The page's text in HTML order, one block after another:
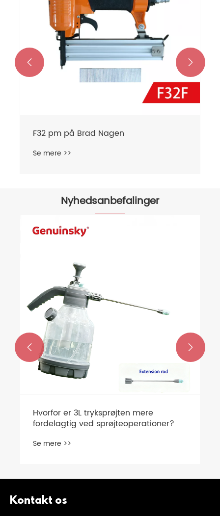
F32 pm på Brad Nagen
Se mere >>
 
Nyhedsanbefalinger
3L tryksprøjten mere
ved sprøjteoperationer?
 
Kontakt os